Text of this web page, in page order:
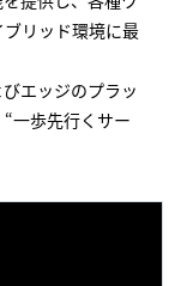
リッド環境に最
エッジのプラッ
一歩先行くサー